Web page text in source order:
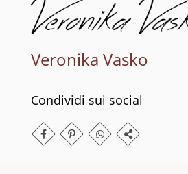
Veronika Vasko
Condividi sui social